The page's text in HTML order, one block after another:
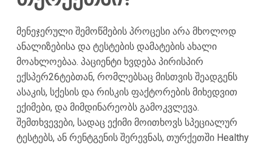
მენეჯერული შემოწმების პროცესი არა მხოლოდ
ანალიზებისა და ტესტების დამატების ახალი
მოახლოებაა. პაციენტი ხვდება პირისპირ
ექსპერ26ტებთან, რომლებსაც მისთვის შეადგენს
ასაკის, სქესის და რისკის ფაქტორების მიხედვით
ექიმები, და მიმდინარეობს გამოკვლევა.
შემთხვევები, სადაც ექიმი მოითხოვს სპეციალურ
ტესტებს, ან რენტგენის შერევნას, თურქეთში Healthy